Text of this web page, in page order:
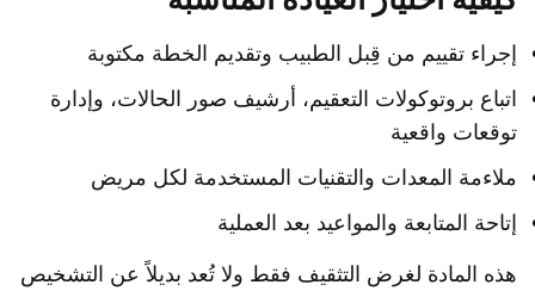
إجراء تقييم من قِبل الطبيب وتقديم الخطة مكتوبة
اتباع بروتوكولات التعقيم، أرشيف صور الحالات، وإدارة
توقعات واقعية
ملاءمة المعدات والتقنيات المستخدمة لكل مريض
إتاحة المتابعة والمواعيد بعد العملية
هذه المادة لغرض التثقيف فقط ولا تُعد بديلاً عن التشخيص